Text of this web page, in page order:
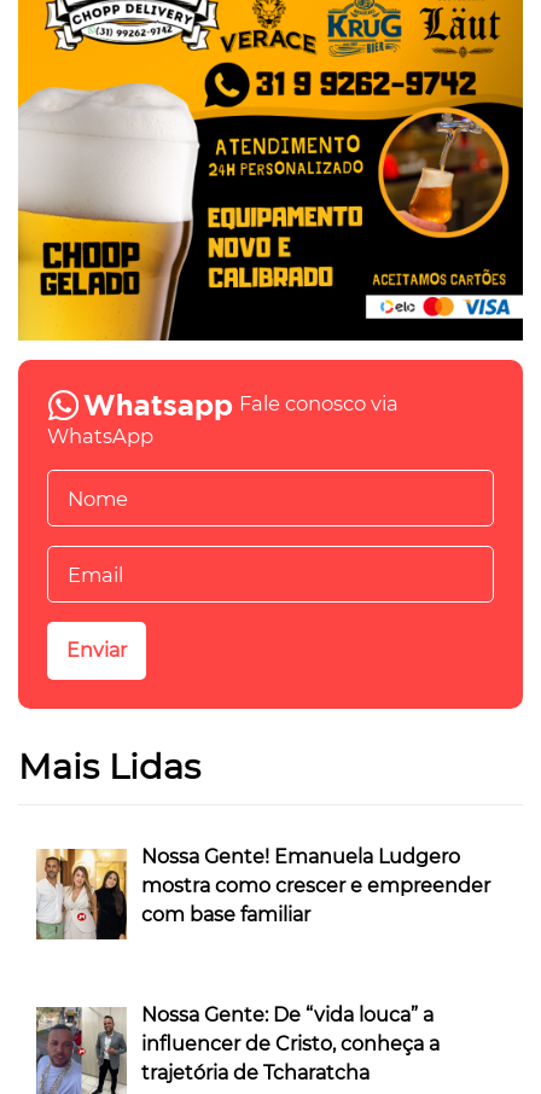
Fale conosco via
WhatsApp
Mais Lidas
Nossa Gente! Emanuela Ludgero
mostra como crescer e empreender
com base familiar
Nossa Gente: De “vida louca” a
influencer de Cristo, conheça a
trajetória de Tcharatcha